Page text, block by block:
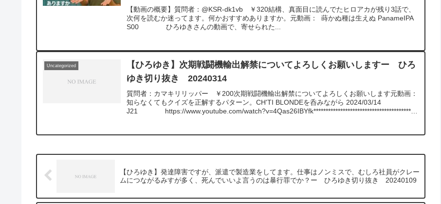
【動画の概要】質問者：@KSR-dk1vb ￥320結構、真面目に読んでたヒロアカが残り3話で、
次何を読むか迷ってます。何かおすすめありますか。元動画： 蒔かぬ種は生えぬ PanameIPA
S00 ひろゆきさんの動画で、寄せられた...
Uncategorized
【ひろゆき】次期戦闘機輸出解禁についてよろしくお願いしますー ひろ
ゆき切り抜き 20240314
質問者：カマキリリッパー ￥200次期戦闘機輸出解禁についてよろしくお願いします元動画：
知らなくてもクイズを正解するパターン。CH'TI BLONDEを呑みながら 2024/03/14
J21 https://www.youtube.com/watch?v=4Qas26IBYfk******************************************
https://hiroyuki-ziten.com/できるだけ、多くの質問を今後も編集し、アップロードしていきます
【ひろゆき】発達障害ですが、派遣で製造業をしてます。仕事はノンミスで、むしろ社員がクレー
ムにつながるみすが多く、死んでいいよ言うのは暴行罪でか？ー ひろゆき切り抜き 20240109